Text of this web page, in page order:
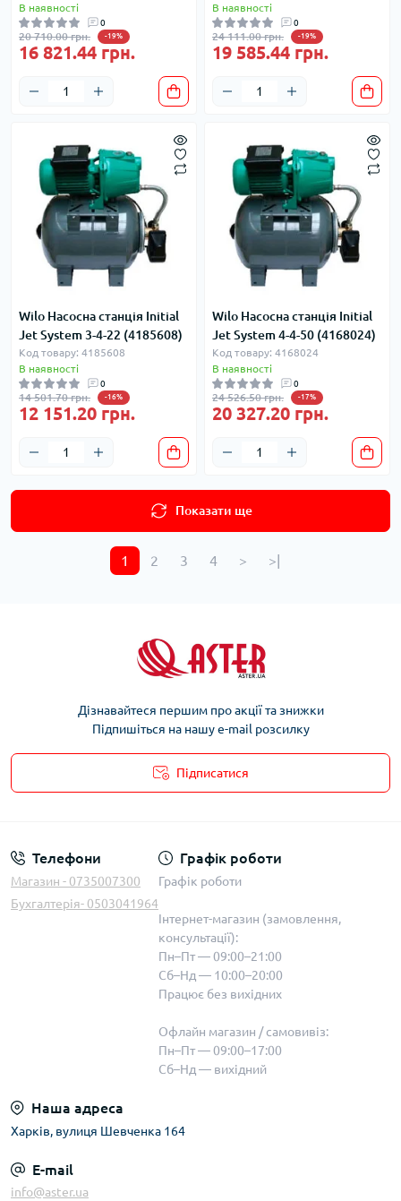
В наявності
0
20 710.00 грн. -19%
16 821.44 грн.
В наявності
0
24 111.00 грн. -19%
19 585.44 грн.
Wilo Насосна станція Initial
Jet System 3-4-22 (4185608)
Код товару: 4185608
В наявності
0
14 501.70 грн. -16%
12 151.20 грн.
Wilo Насосна станція Initial
Jet System 4-4-50 (4168024)
Код товару: 4168024
В наявності
0
24 526.50 грн. -17%
20 327.20 грн.
Показати ще
1 2 3 4 > >|
Дізнавайтеся першим про акції та знижки
Підпишіться на нашу e-mail розсилку
Підписатися
Телефони
Магазин - 0735007300
Бухгалтерія- 0503041964
Графік роботи
Графік роботи
Інтернет-магазин (замовлення,
консультації):
Пн–Пт — 09:00–21:00
Сб–Нд — 10:00–20:00
Працює без вихідних
Офлайн магазин / самовивіз:
Пн–Пт — 09:00–17:00
Сб–Нд — вихідний
Наша адреса
Харків, вулиця Шевченка 164
E-mail
info@aster.ua